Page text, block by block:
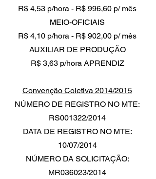
R$ 4,53 p/hora - R$ 996,60 p/ mês
MEIO-OFICIAIS
R$ 4,10 p/hora - R$ 902,00 p/ mês
AUXILIAR DE PRODUÇÃO
R$ 3,63 p/hora APRENDIZ
Convenção Coletiva 2014/2015
NÚMERO DE REGISTRO NO MTE:
RS001322/2014
DATA DE REGISTRO NO MTE:
10/07/2014
NÚMERO DA SOLICITAÇÃO:
MR036023/2014